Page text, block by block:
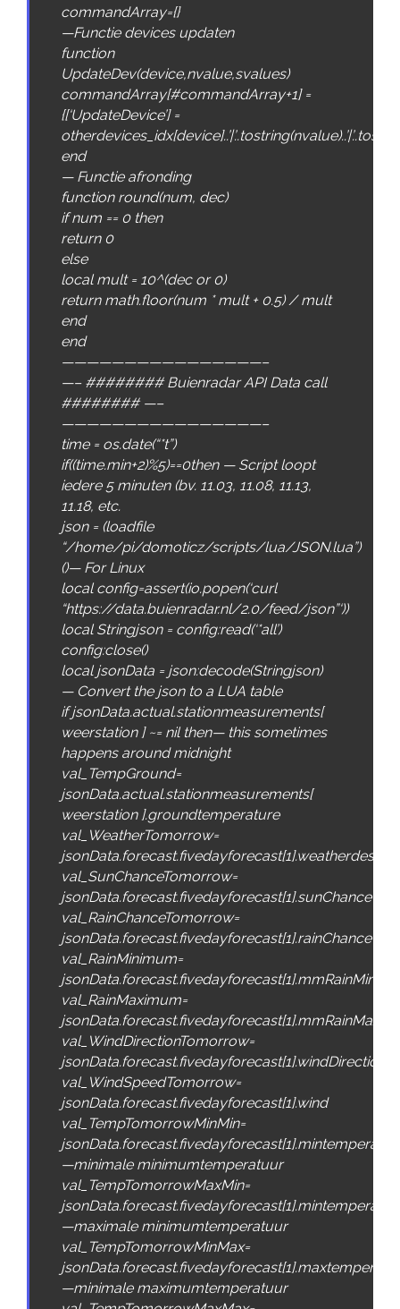
commandArray={}
—Functie devices updaten
function
UpdateDev(device,nvalue,svalues)
commandArray[#commandArray+1] =
{[‘UpdateDevice’] =
end
— Functie afronding
function round(num, dec)
if num == 0 then
return 0
else
local mult= 10^(dec or 0)
return math.floor(num * mult+ 0.5)/mult
end
end
————————————————–
—– ######## Buienradar API Data call
######## —–
————————————————–
time= os.date(“*t”)
if((time.min+2)%5)==0then— Scriptloopt
iedere 5 minuten (bv. 11.03, 11.08, 11.13,
11.18, etc.
json= (loadfile
“/home/pi/domoticz/scripts/lua/JSON.lua”)
()— For Linux
local config=assert(io.popen(‘curl
“https://data.buienradar.nl/2.0/feed/json”‘))
local Stringjson= config:read(‘*all’)
config:close()
local jsonData = json:decode(Stringjson)
— Convert the json to a LUA table
if jsonData.actual.stationmeasurements[
weerstation ] ~= nil then— this sometimes
happens aroundmidnight
val_TempGround=
jsonData.actual.stationmeasurements[
weerstation ].groundtemperature
val_WeatherTomorrow=
jsonData.forecast.fivedayforecast[1].
val_SunChanceTomorrow=
jsonData.forecast.fivedayforecast[1].sunChance
val_RainChanceTomorrow=
jsonData.forecast.fivedayforecast[1].rainChance
val_RainMinimum=
jsonData.forecast.fivedayforecast[1].mmRainMin
val_RainMaximum=
jsonData.forecast.fivedayforecast[1].mmRainMax
val_WindDirectionTomorrow=
jsonData.forecast.fivedayforecast[1].
val_WindSpeedTomorrow=
jsonData.forecast.fivedayforecast[1].wind
val_TempTomorrowMinMin=
jsonData.forecast.fivedayforecast[1].
—minimale minimumtemperatuur
val_TempTomorrowMaxMin=
jsonData.forecast.fivedayforecast[1].
—maximale minimumtemperatuur
val_TempTomorrowMinMax=
jsonData.forecast.fivedayforecast[1].
—minimale maximumtemperatuur